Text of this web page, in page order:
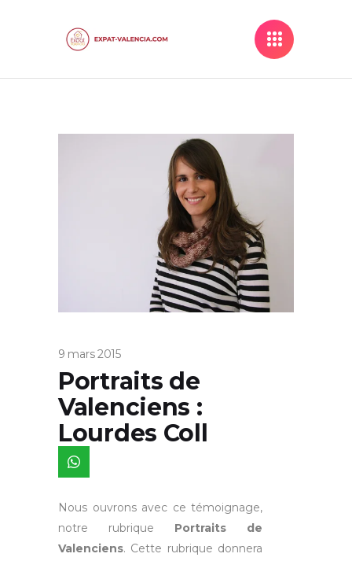
9 mars 2015
Portraits de
Valenciens :
Lourdes Coll
Nous ouvrons avec ce témoignage,
notre rubrique Portraits de
Valenciens. Cette rubrique donnera